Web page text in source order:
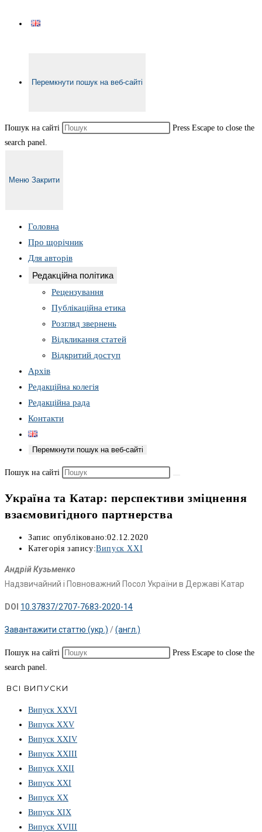
Перемкнути пошук на веб-сайті
Пошук на сайті
Press Escape to close the
search panel.
Меню Закрити
Головна
Про щорічник
Для авторів
Редакційна політика
Рецензування
Публікаційна етика
Розгляд звернень
Відкликання статей
Відкритий доступ
Архів
Редакційна колегія
Редакційна рада
Контакти
Перемкнути пошук на веб-сайті
Пошук на сайті
Україна та Катар: перспективи зміцнення
взаємовигідного партнерства
Запис опубліковано:02.12.2020
Категорія запису:Випуск XXI
Андрій Кузьменко
Надзвичайний і Повноважний Посол України в Державі Катар
DOI 10.37837/2707-7683-2020-14
Завантажити статтю (укр.) /(англ.)
Пошук на сайті
Press Escape to close the
search panel.
ВСІ ВИПУСКИ
Випуск ХХVІ
Випуск XXV
Випуск XXIV
Випуск XXIII
Випуск XXII
Випуск XXI
Випуск XX
Випуск XIX
Випуск XVIII